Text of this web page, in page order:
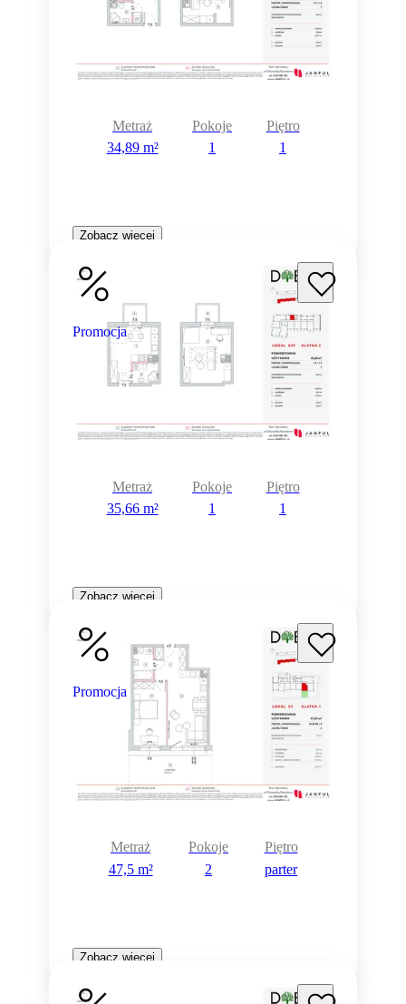
Metraż
34,89 m²
Pokoje
1
Piętro
1
Zobacz więcej
Promocja
Metraż
35,66 m²
Pokoje
1
Piętro
1
Zobacz więcej
Promocja
Metraż
47,5 m²
Pokoje
2
Piętro
parter
Zobacz więcej